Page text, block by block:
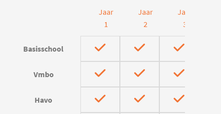
Jaar
1
Jaar
2
Jaar
3
Basisschool
Vmbo
Havo